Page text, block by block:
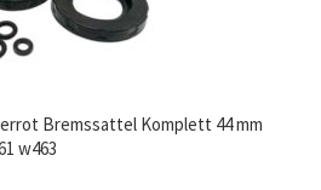
Bremssattel Komplett 44 mm
w463